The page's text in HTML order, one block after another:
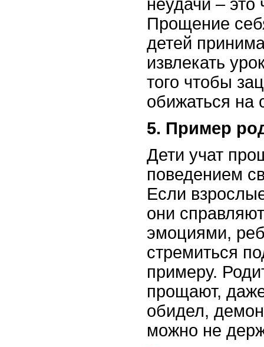
неудачи – это
Прощение
детей
извлекать
того чтобы
обижаться на
5. Пример
Дети учат
поведением
Если
они
эмоциями,
стремиться
примеру.
прощают,
обидел,
можно не